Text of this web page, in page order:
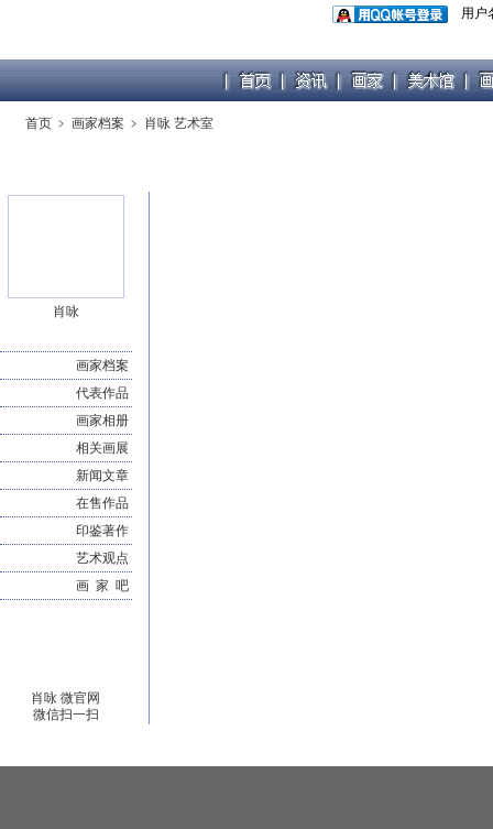
用户
首页 ﹥ 画家档案 ﹥ 肖咏 艺术室
肖咏
画家档案
代表作品
画家相册
相关画展
新闻文章
在售作品
印鉴著作
艺术观点
画 家 吧
肖咏 微官网
微信扫一扫